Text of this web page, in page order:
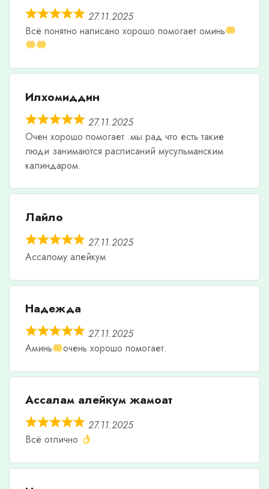
27.11.2025
Всë понятно написано хорошо помогает оминь
Илхомиддин
27.11.2025
Очен хорошо помогает .мы рад что есть такие
люди занимаются расписаний мусульманским
калиндаром.
Лайло
27.11.2025
Ассалому алейкум
Надежда
27.11.2025
Аминь
очень хорошо помогает.
Ассалам алейкум жамоат
27.11.2025
Всё отлично